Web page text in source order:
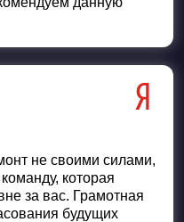
не своими силами,
которая
за вас. Грамотная
будущих